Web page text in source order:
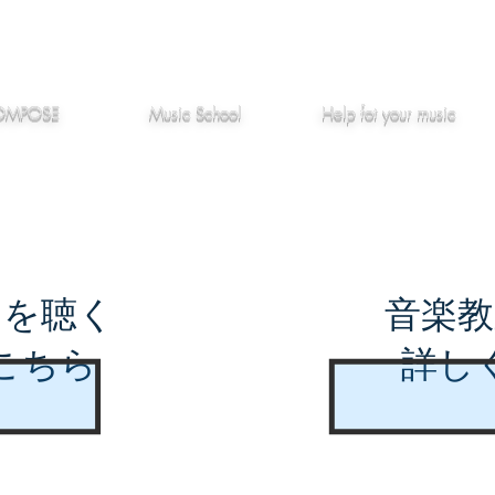
Music School Helpfot your music
聴く
ちら
音楽
詳し